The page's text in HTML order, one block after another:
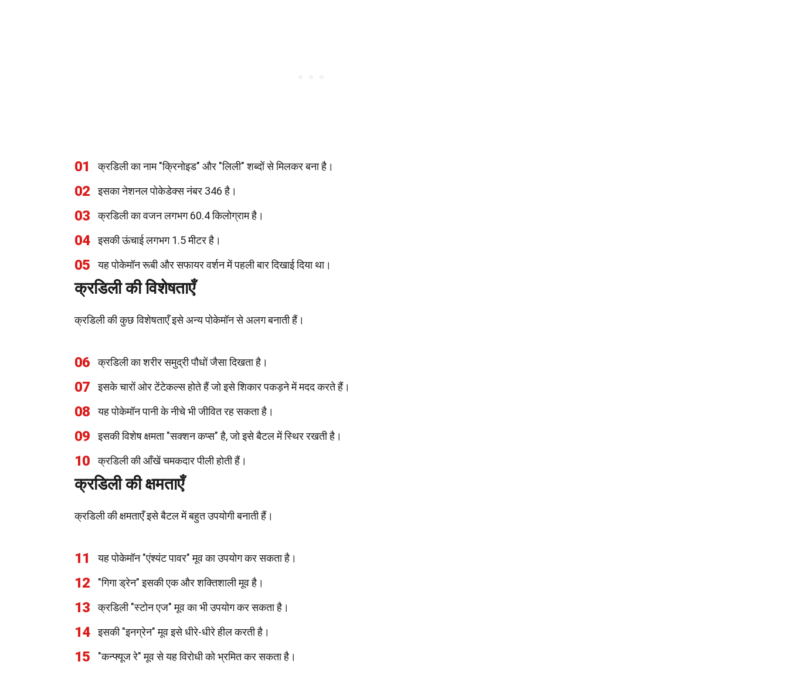
01 क्रडिली का नाम "क्रिनोइड" और "लिली" शब्दों से मिलकर बना है।
02 इसका नेशनल पोकेडेक्स नंबर 346 है।
03 क्रडिली का वजन लगभग 60.4 किलोग्राम है।
04 इसकी ऊंचाई लगभग 1.5 मीटर है।
05 यह पोकेमॉन रूबी और सफायर वर्शन में पहली बार दिखाई दिया था।
क्रडिली की विशेषताएँ
क्रडिली की कुछ विशेषताएँ इसे अन्य पोकेमॉन से अलग बनाती हैं।
06 क्रडिली का शरीर समुद्री पौधों जैसा दिखता है।
07 इसके चारों ओर टेंटेकल्स होते हैं जो इसे शिकार पकड़ने में मदद करते हैं।
08 यह पोकेमॉन पानी के नीचे भी जीवित रह सकता है।
09 इसकी विशेष क्षमता "सक्शन कप्स" है, जो इसे बैटल में स्थिर रखती है।
10 क्रडिली की आँखें चमकदार पीली होती हैं।
क्रडिली की क्षमताएँ
क्रडिली की क्षमताएँ इसे बैटल में बहुत उपयोगी बनाती हैं।
11 यह पोकेमॉन "एंश्यंट पावर" मूव का उपयोग कर सकता है।
12 "गिगा ड्रेन" इसकी एक और शक्तिशाली मूव है।
13 क्रडिली "स्टोन एज" मूव का भी उपयोग कर सकता है।
14 इसकी "इनग्रेन" मूव इसे धीरे-धीरे हील करती है।
15 "कन्फ्यूज रे" मूव से यह विरोधी को भ्रमित कर सकता है।